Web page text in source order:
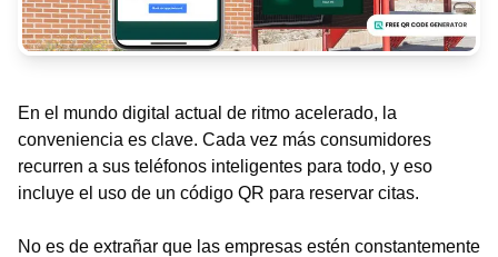
En el mundo digital actual de ritmo acelerado, la
conveniencia es clave. Cada vez más consumidores
recurren a sus teléfonos inteligentes para todo, y eso
incluye el uso de un código QR para reservar citas.
No es de extrañar que las empresas estén constantemente